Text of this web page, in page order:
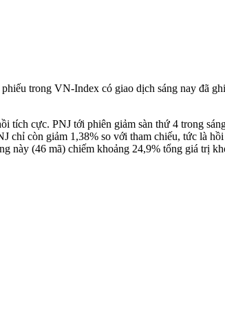
trong VN-Index có giao dịch sáng nay đã
tích cực. PNJ tới phiên giảm sàn thứ 4 trong
chỉ còn giảm 1,38% so với tham chiếu, tức là
(46 mã) chiếm khoảng 24,9% tổng giá trị